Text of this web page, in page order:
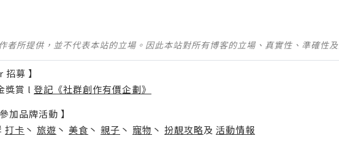
者所提供，並不代表本站的立場。因此本站對所有博客的立場、真實性、準確性
募 】
獎賞 l 登記《社群創作有價企劃》
加品牌活動 】
打卡 丶 旅遊 丶 美食 丶 親子 丶 寵物 丶 扮靚攻略及 活動情報